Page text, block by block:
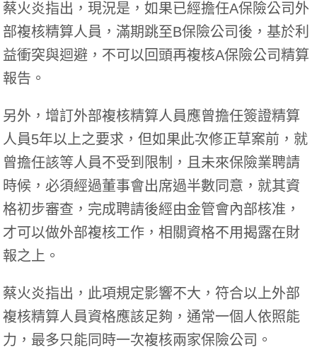
蔡火炎指出，現況是，如果已經擔任A保險公司外
部複核精算人員，滿期跳至B保險公司後，基於利
益衝突與迴避，不可以回頭再複核A保險公司精算
報告。
另外，增訂外部複核精算人員應曾擔任簽證精算
人員5年以上之要求，但如果此次修正草案前，就
曾擔任該等人員不受到限制，且未來保險業聘請
時候，必須經過董事會出席過半數同意，就其資
格初步審查，完成聘請後經由金管會內部核准，
才可以做外部複核工作，相關資格不用揭露在財
報之上。
蔡火炎指出，此項規定影響不大，符合以上外部
複核精算人員資格應該足夠，通常一個人依照能
力，最多只能同時一次複核兩家保險公司。